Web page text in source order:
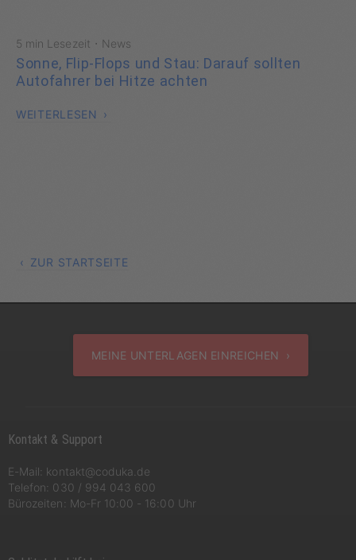
5 min Lesezeit · News
Sonne, Flip-Flops und Stau: Darauf sollten
Autofahrer bei Hitze achten
WEITERLESEN
ZUR STARTSEITE
MEINE UNTERLAGEN EINREICHEN ›
Kontakt & Support
E-Mail: kontakt@coduka.de
Telefon: 030 / 994 043 600
Bürozeiten: Mo-Fr 10:00 - 16:00 Uhr